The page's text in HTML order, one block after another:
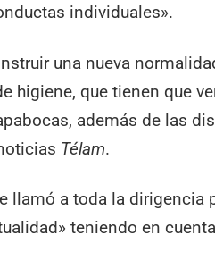
individuales».
una nueva
higiene, que tienen que
además de las
Télam.
llamó a toda la dirigencia
teniendo en